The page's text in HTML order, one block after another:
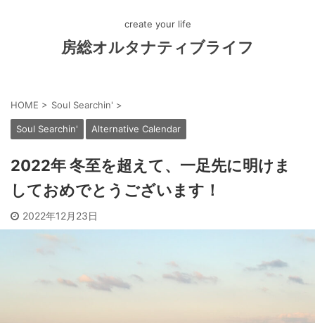
create your life
房総オルタナティブライフ
HOME > Soul Searchin' >
Soul Searchin' Alternative Calendar
2022年 冬至を超えて、一足先に明けま
しておめでとうございます！
2022年12月23日